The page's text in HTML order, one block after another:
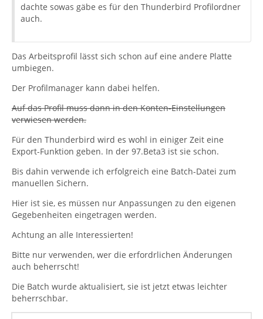
dachte sowas gäbe es für den Thunderbird Profilordner
auch.
Das Arbeitsprofil lässt sich schon auf eine andere Platte
umbiegen.
Der Profilmanager kann dabei helfen.
Auf das Profil muss dann in den Konten-Einstellungen
verwiesen werden.
Für den Thunderbird wird es wohl in einiger Zeit eine
Export-Funktion geben. In der 97.Beta3 ist sie schon.
Bis dahin verwende ich erfolgreich eine Batch-Datei zum
manuellen Sichern.
Hier ist sie, es müssen nur Anpassungen zu den eigenen
Gegebenheiten eingetragen werden.
Achtung an alle Interessierten!
Bitte nur verwenden, wer die erfordrlichen Änderungen
auch beherrscht!
Die Batch wurde aktualisiert, sie ist jetzt etwas leichter
beherrschbar.